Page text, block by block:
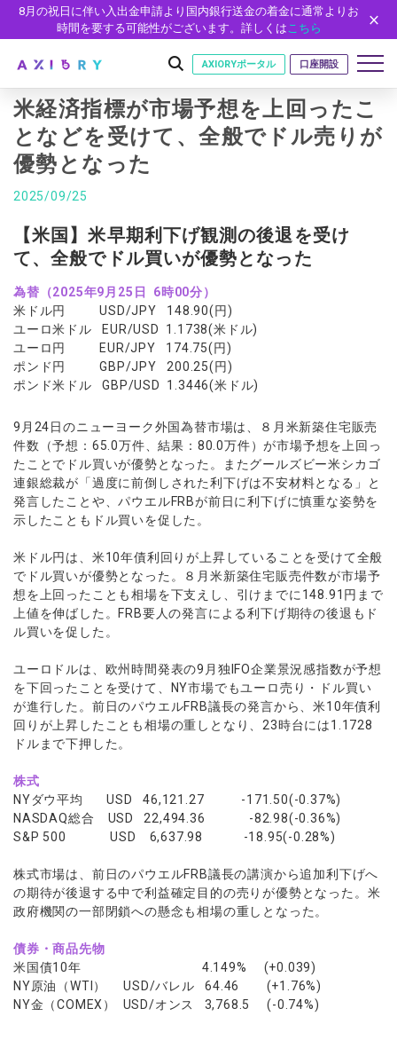
8月の祝日に伴い入出金申請より国内銀行送金の着金に通常よりお
時間を要する可能性がございます。詳しくはこちら
はじめに
はじめに
安全性
取引
取引商品
FX（通貨ペア）
現物株式
ETF
株式CFD
株価指数CFD
エネルギーCFD
貴金属CFD
ソフトコモディティCFD
NEW
バトルCFD
取引条件
スプレッド・手数料
ゼロカットとロスカット
スワップとロールオーバー
入出金方法
レバレッジ
NEW
約定率
取引時間
取引計算シミュレーター
注文執行ポリシー
経済指標・予測カレンダー
休眠口座と凍結口座
口座
口座の種類
口座タイプ
法人のお客様
ゼロ口座
NEW
デモ口座
口座開設
口座開設フォーム
必要書類
開設方法
プラットフォーム
プラットフォーム
MT5
MT4
cTrader
AXIORYポータル
ツール
MT4/MT5 ヒストリカルデータ
EA(エキスパートアドバイザー)
カスタムインジケーター
ストライク インジケータ
MQLシグナル
NEW
通貨インデックス
パートナー
パートナーシップ・プログラム
イントロデュース・パートナープログラム（IP）
ニュース
ニュースリリース
マーケットニュース
コーポレートニュース
キャンペーン
トレードガイド
会社概要
会社概要
役員紹介
お問合せ
よくあるご質問
日本語
عربى
English
Русский
Español
ไทย
Tiếng Việt
口座開設する
デモ口座を開設する
法人のお客様はこちら
AXIORYポータル 口座開設
米経済指標が市場予想を上回ったこ
となどを受けて、全般でドル売りが
優勢となった
2025/09/25
【米国】米早期利下げ観測の後退を受け
て、全般でドル買いが優勢となった
為替（2025年9月25日 6時00分）
米ドル円 USD/JPY 148.90(円)
ユーロ米ドル EUR/USD 1.1738(米ドル)
ユーロ円 EUR/JPY 174.75(円)
ポンド円 GBP/JPY 200.25(円)
ポンド米ドル GBP/USD 1.3446(米ドル)
9月24日のニューヨーク外国為替市場は、８月米新築住宅販売
件数（予想：65.0万件、結果：80.0万件）が市場予想を上回っ
たことでドル買いが優勢となった。またグールズビー米シカゴ
連銀総裁が「過度に前倒しされた利下げは不安材料となる」と
発言したことや、パウエルFRBが前日に利下げに慎重な姿勢を
示したこともドル買いを促した。
米ドル円は、米10年債利回りが上昇していることを受けて全般
でドル買いが優勢となった。８月米新築住宅販売件数が市場予
想を上回ったことも相場を下支えし、引けまでに148.91円まで
上値を伸ばした。FRB要人の発言による利下げ期待の後退もド
ル買いを促した。
ユーロドルは、欧州時間発表の9月独IFO企業景況感指数が予想
を下回ったことを受けて、NY市場でもユーロ売り・ドル買い
が進行した。前日のパウエルFRB議長の発言から、米10年債利
回りが上昇したことも相場の重しとなり、23時台には1.1728
ドルまで下押した。
株式
NYダウ平均 USD 46,121.27 -171.50(-0.37%)
NASDAQ総合 USD 22,494.36 -82.98(-0.36%)
S&P 500 USD 6,637.98 -18.95(-0.28%)
株式市場は、前日のパウエルFRB議長の講演から追加利下げへ
の期待が後退する中で利益確定目的の売りが優勢となった。米
政府機関の一部閉鎖への懸念も相場の重しとなった。
債券・商品先物
米国債10年 4.149% (+0.039)
NY原油（WTI） USD/バレル 64.46 (+1.76%)
NY金（COMEX） USD/オンス 3,768.5 (-0.74%)